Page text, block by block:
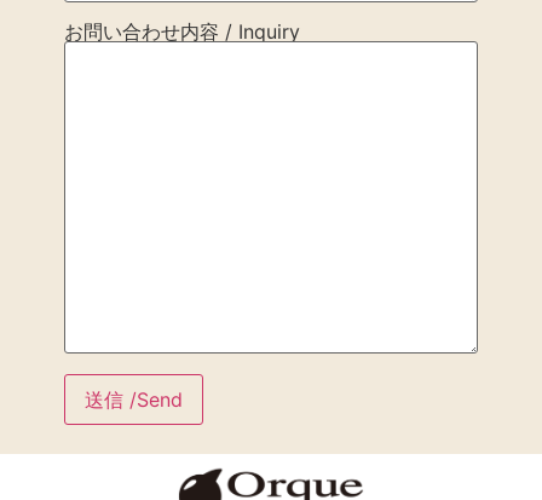
お問い合わせ内容 / Inquiry